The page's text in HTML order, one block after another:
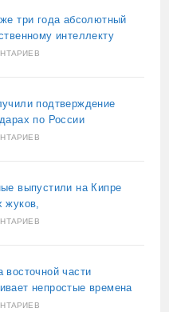
три года абсолютный
интеллекту
подтверждение
по России
выпустили на Кипре
жуков,
восточной части
непростые времена